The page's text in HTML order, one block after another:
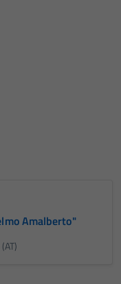
Amalberto"